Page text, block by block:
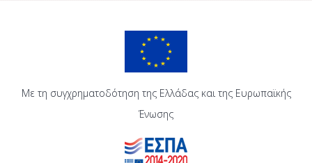
Με τη συγχρηματοδότηση της Ελλάδας και της Ευρωπαϊκής
Ένωσης